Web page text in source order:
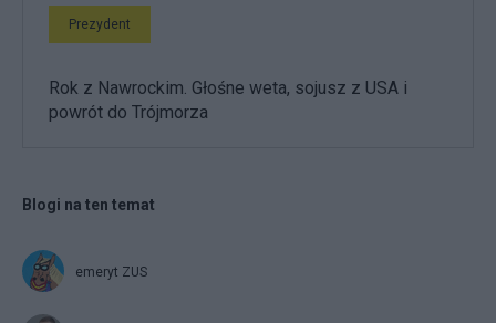
Prezydent
Rok z Nawrockim. Głośne weta, sojusz z USA i
powrót do Trójmorza
Blogi na ten temat
emeryt ZUS